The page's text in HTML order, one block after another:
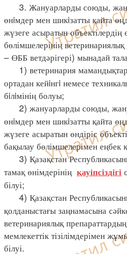
3. Жануарларды союды,
өнiмдер мен шикiзатты қайта
жүзеге асыратын объектілердің
бөлімшелерінің
– ӨББ ветдәрігері) мынадай
1) ветеринария
ортадан кейiнгi немесе
бiлiмінің болуы;
2) жануарларды союды,
өнiмдер мен шикiзатты қайта
жүзеге асыратын өндіріс
бақылау бөлімшелерімен еңбек
3) Қазақстан
тамақ өнімдерінің қауіпсіздігі
білуі;
4) Қазақстан
қолданыстағы заңнамасына
ветеринариялық
мемлекеттік тізілімдерімен
білуі.